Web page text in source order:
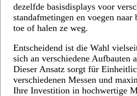
dezelfde basisdisplays voor
standafmetingen en voegen naar
toe of halen ze weg.
Entscheidend ist die Wahl
sich an verschiedene Aufbauten
Dieser Ansatz sorgt für
verschiedenen Messen und
Ihre Investition in hochwertige